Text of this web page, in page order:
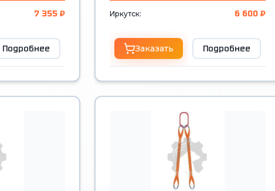
7 355 ₽
Подробнее
Иркутск: 6 600 ₽
Заказать Подробнее